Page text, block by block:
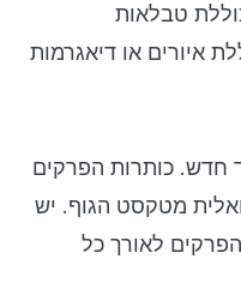
טבלאות
איורים או דיאגרמות
חדש. כותרות הפרקים
מטקסט הגוף. יש
לאורך כל